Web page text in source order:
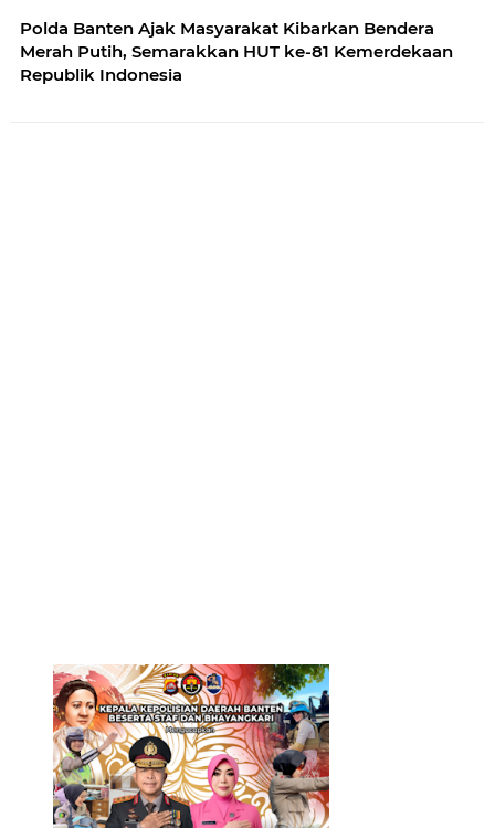
Polda Banten Ajak Masyarakat Kibarkan Bendera
Merah Putih, Semarakkan HUT ke-81 Kemerdekaan
Republik Indonesia